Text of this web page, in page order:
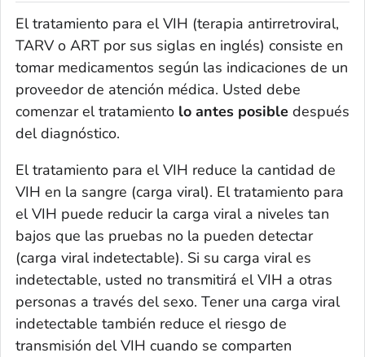
El tratamiento para el VIH (terapia antirretroviral,
TARV o ART por sus siglas en inglés) consiste en
tomar medicamentos según las indicaciones de un
proveedor de atención médica. Usted debe
comenzar el tratamiento lo antes posible después
del diagnóstico.
El tratamiento para el VIH reduce la cantidad de
VIH en la sangre (carga viral). El tratamiento para
el VIH puede reducir la carga viral a niveles tan
bajos que las pruebas no la pueden detectar
(carga viral indetectable). Si su carga viral es
indetectable, usted no transmitirá el VIH a otras
personas a través del sexo. Tener una carga viral
indetectable también reduce el riesgo de
transmisión del VIH cuando se comparten